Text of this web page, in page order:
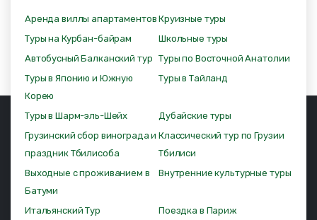
Аренда виллы апартаментов Круизные туры
Туры на Курбан-байрам
Школьные туры
Автобусный Балканский тур Туры по Восточной Анатолии
Туры в Японию и Южную
Корею
Туры в Тайланд
Туры в Шарм-эль-Шейх
Дубайские туры
Грузинский сбор винограда и
праздник Тбилисоба
Классический тур по Грузии
Тбилиси
Выходные с проживанием в
Батуми
Внутренние культурные туры
Итальянский Тур
Поездка в Париж